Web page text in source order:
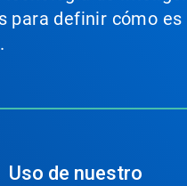
definir cómo
Uso de nuestro